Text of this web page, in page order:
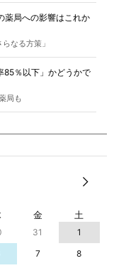
薬局への影響はこれか
なる方策」
85％以下」かどうかで
局も
金 土
31
1
7
8